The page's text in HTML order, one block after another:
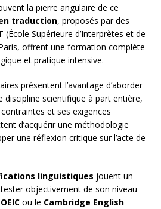
la pierre angulaire de ce
traduction, proposés par des
(École Supérieure d’Interprètes et de
offrent une formation complète
et pratique intensive.
présentent l’avantage d’aborder
scientifique à part entière,
et ses exigences
d’acquérir une méthodologie
une réflexion critique sur l’acte de
linguistiques jouent un
objectivement de son niveau
ou le Cambridge English